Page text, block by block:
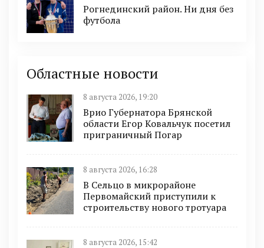
Рогнединский район. Ни дня без
футбола
Областные новости
8 августа 2026, 19:20
Врио Губернатора Брянской
области Егор Ковальчук посетил
приграничный Погар
8 августа 2026, 16:28
В Сельцо в микрорайоне
Первомайский приступили к
строительству нового тротуара
8 августа 2026, 15:42